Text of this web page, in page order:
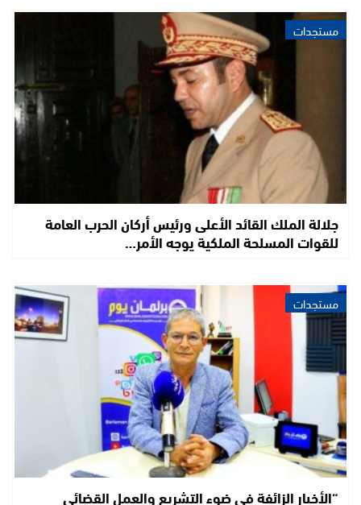
مستجدات
جلالة الملك القائد الأعلى ورئيس أركان الحرب العامة
للقوات المسلحة الملكية يوجه الأمر…
مستجدات
“الأخبار الزائفة في ضوء التشريع والعمل القضائي